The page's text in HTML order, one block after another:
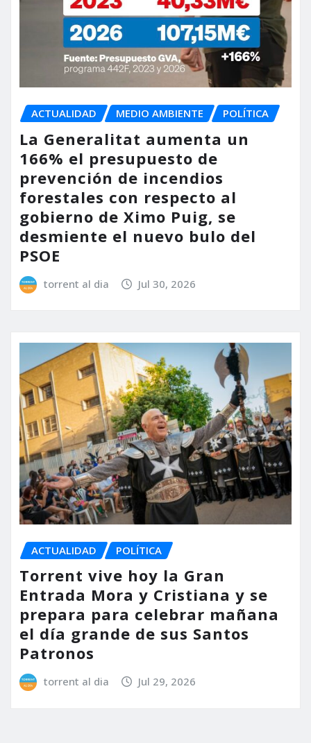
ACTUALIDAD MEDIO AMBIENTE POLÍTICA
La Generalitat aumenta un
166% el presupuesto de
prevención de incendios
forestales con respecto al
gobierno de Ximo Puig, se
desmiente el nuevo bulo del
PSOE
torrent al dia Jul 30, 2026
ACTUALIDAD POLÍTICA
Torrent vive hoy la Gran
Entrada Mora y Cristiana y se
prepara para celebrar mañana
el día grande de sus Santos
Patronos
torrent al dia Jul 29, 2026